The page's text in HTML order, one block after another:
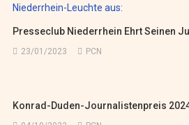
Presseclub Niederrhein Ehrt Seinen
23/01/2023 PCN
Konrad-Duden-Journalistenpreis